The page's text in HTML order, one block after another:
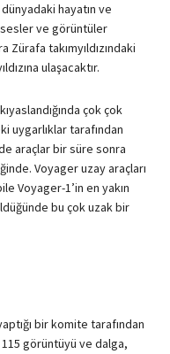
hayatın ve
ve görüntüler
Zürafa takımyıldızındaki
ulaşacaktır.
çok çok
uygarlıklar tarafından
araçlar bir süre sonra
Voyager uzay araçları
Voyager-1’in en yakın
bu çok uzak bir
bir komite tarafından
115 görüntüyü ve dalga,